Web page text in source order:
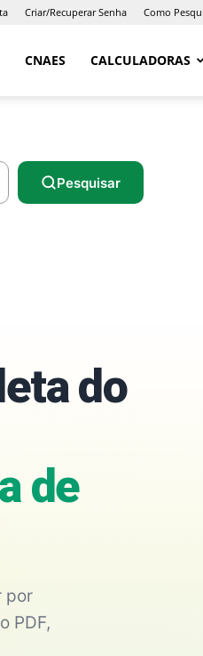
Criar/Recuperar Senha Como
CNAES CALCULADORAS
Pesquisar
do
de
por
PDF,